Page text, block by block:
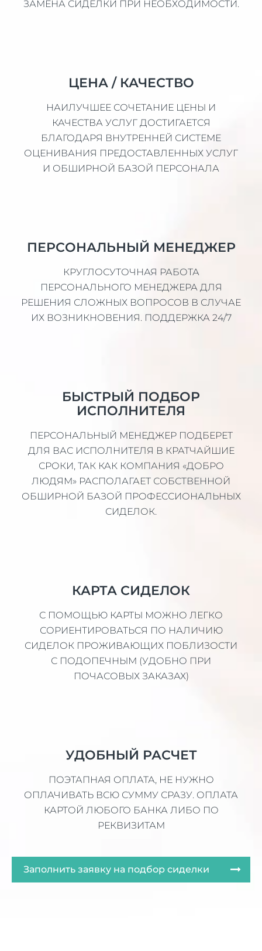
ЗАМЕНА СИДЕЛКИ ПРИ НЕОБХОДИМОСТИ.
ЦЕНА / КАЧЕСТВО
НАИЛУЧШЕЕ СОЧЕТАНИЕ ЦЕНЫ И
КАЧЕСТВА УСЛУГ ДОСТИГАЕТСЯ
БЛАГОДАРЯ ВНУТРЕННЕЙ СИСТЕМЕ
ОЦЕНИВАНИЯ ПРЕДОСТАВЛЕННЫХ УСЛУГ
И ОБШИРНОЙ БАЗОЙ ПЕРСОНАЛА
ПЕРСОНАЛЬНЫЙ МЕНЕДЖЕР
КРУГЛОСУТОЧНАЯ РАБОТА
ПЕРСОНАЛЬНОГО МЕНЕДЖЕРА ДЛЯ
РЕШЕНИЯ СЛОЖНЫХ ВОПРОСОВ В СЛУЧАЕ
ИХ ВОЗНИКНОВЕНИЯ. ПОДДЕРЖКА 24/7
БЫСТРЫЙ ПОДБОР
ИСПОЛНИТЕЛЯ
ПЕРСОНАЛЬНЫЙ МЕНЕДЖЕР ПОДБЕРЕТ
ДЛЯ ВАС ИСПОЛНИТЕЛЯ В КРАТЧАЙШИЕ
СРОКИ, ТАК КАК КОМПАНИЯ «ДОБРО
ЛЮДЯМ» РАСПОЛАГАЕТ СОБСТВЕННОЙ
ОБШИРНОЙ БАЗОЙ ПРОФЕССИОНАЛЬНЫХ
СИДЕЛОК.
КАРТА СИДЕЛОК
С ПОМОЩЬЮ КАРТЫ МОЖНО ЛЕГКО
СОРИЕНТИРОВАТЬСЯ ПО НАЛИЧИЮ
СИДЕЛОК ПРОЖИВАЮЩИХ ПОБЛИЗОСТИ
С ПОДОПЕЧНЫМ (УДОБНО ПРИ
ПОЧАСОВЫХ ЗАКАЗАХ)
УДОБНЫЙ РАСЧЕТ
ПОЭТАПНАЯ ОПЛАТА, НЕ НУЖНО
ОПЛАЧИВАТЬ ВСЮ СУММУ СРАЗУ. ОПЛАТА
КАРТОЙ ЛЮБОГО БАНКА ЛИБО ПО
РЕКВИЗИТАМ
Заполнить заявку на подбор сиделки